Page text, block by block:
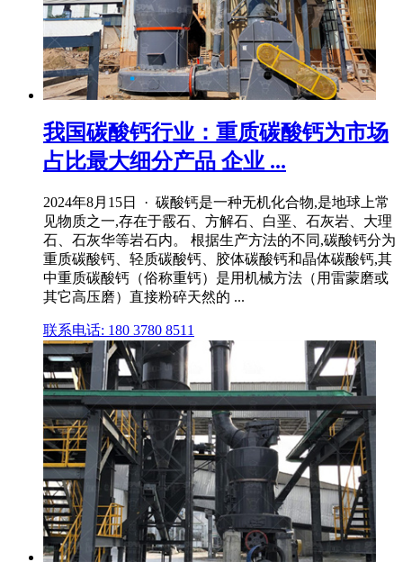
我国碳酸钙行业：重质碳酸钙为市场
占比最大细分产品 企业 ...
2024年8月15日 · 碳酸钙是一种无机化合物,是地球上常
见物质之一,存在于霰石、方解石、白垩、石灰岩、大理
石、石灰华等岩石内。 根据生产方法的不同,碳酸钙分为
重质碳酸钙、轻质碳酸钙、胶体碳酸钙和晶体碳酸钙,其
中重质碳酸钙（俗称重钙）是用机械方法（用雷蒙磨或
其它高压磨）直接粉碎天然的 ...
联系电话: 180 3780 8511